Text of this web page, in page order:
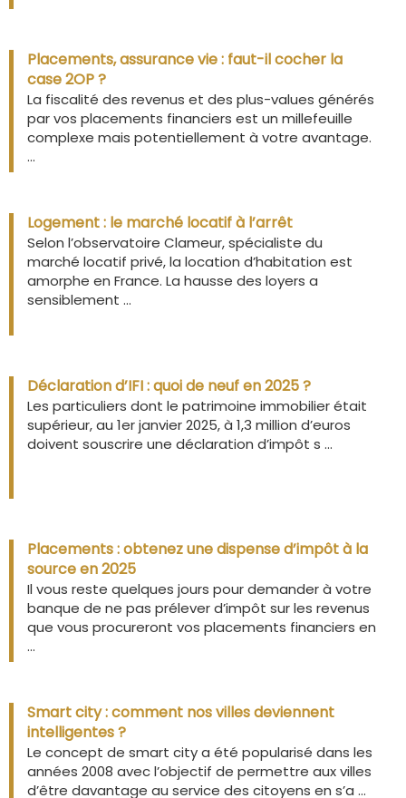
Placements, assurance vie : faut-il cocher la
case 2OP ?
La fiscalité des revenus et des plus-values générés
par vos placements financiers est un millefeuille
complexe mais potentiellement à votre avantage.
...
Logement : le marché locatif à l’arrêt
Selon l’observatoire Clameur, spécialiste du
marché locatif privé, la location d’habitation est
amorphe en France. La hausse des loyers a
sensiblement ...
Déclaration d’IFI : quoi de neuf en 2025 ?
Les particuliers dont le patrimoine immobilier était
supérieur, au 1er janvier 2025, à 1,3 million d’euros
doivent souscrire une déclaration d’impôt s ...
Placements : obtenez une dispense d’impôt à la
source en 2025
Il vous reste quelques jours pour demander à votre
banque de ne pas prélever d’impôt sur les revenus
que vous procureront vos placements financiers en
...
Smart city : comment nos villes deviennent
intelligentes ?
Le concept de smart city a été popularisé dans les
années 2008 avec l’objectif de permettre aux villes
d’être davantage au service des citoyens en s’a ...